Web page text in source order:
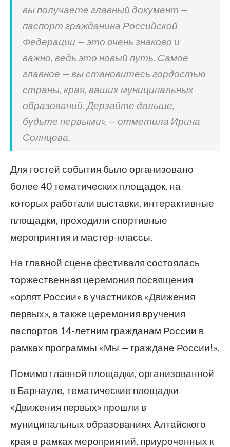
вы получаете главный документ —
паспорт гражданина Российской
Федерации — это очень знаково и
важно, ведь это новый путь. Самое
главное — вы становитесь гордостью
страны, края, ваших муниципальных
образований. Дерзайте дальше,
будьте первыми», — отметила Ирина
Солнцева.
Для гостей события было организовано
более 40 тематических площадок, на
которых работали выставки, интерактивные
площадки, проходили спортивные
мероприятия и мастер-классы.
На главной сцене фестиваля состоялась
торжественная церемония посвящения
«орлят России» в участников «Движения
первых», а также церемония вручения
паспортов 14-летним гражданам России в
рамках программы «Мы — граждане России!».
Помимо главной площадки, организованной
в Барнауле, тематические площадки
«Движения первых» прошли в
муниципальных образованиях Алтайского
края в рамках мероприятий, приуроченных к